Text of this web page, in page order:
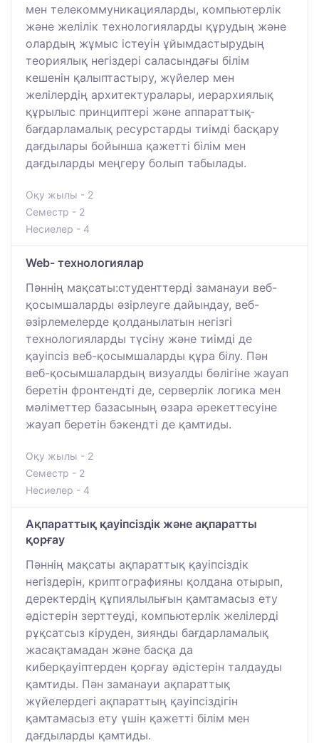
мен телекоммуникацияларды, компьютерлік
және желілік технологияларды құрудың және
олардың жұмыс істеуін ұйымдастырудың
теориялық негіздері саласындағы білім
кешенін қалыптастыру, жүйелер мен
желілердің архитектуралары, иерархиялық
құрылыс принциптері және аппараттық-
бағдарламалық ресурстарды тиімді басқару
дағдылары бойынша қажетті білім мен
дағдыларды меңгеру болып табылады.
Оқу жылы - 2
Семестр - 2
Несиелер - 4
Web- технологиялар
Пәннің мақсаты:студенттерді заманауи веб-
қосымшаларды әзірлеуге дайындау, веб-
әзірлемелерде қолданылатын негізгі
технологияларды түсіну және тиімді де
қауіпсіз веб-қосымшаларды құра білу. Пән
веб-қосымшалардың визуалды бөлігіне жауап
беретін фронтендті де, серверлік логика мен
мәліметтер базасының өзара әрекеттесуіне
жауап беретін бэкендті де қамтиды.
Оқу жылы - 2
Семестр - 2
Несиелер - 4
Ақпараттық қауіпсіздік және ақпаратты
қорғау
Пәннің мақсаты ақпараттық қауіпсіздік
негіздерін, криптографияны қолдана отырып,
деректердің құпиялылығын қамтамасыз ету
әдістерін зерттеуді, компьютерлік желілерді
рұқсатсыз кіруден, зиянды бағдарламалық
жасақтамадан және басқа да
киберқауіптерден қорғау әдістерін талдауды
қамтиды. Пән заманауи ақпараттық
жүйелердегі ақпараттың қауіпсіздігін
қамтамасыз ету үшін қажетті білім мен
дағдыларды қамтиды.